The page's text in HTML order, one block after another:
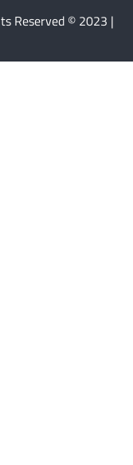
Reserved © 2023 |